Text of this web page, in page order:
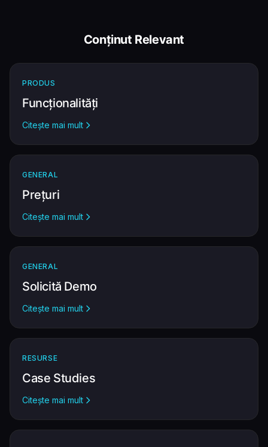
Conținut Relevant
PRODUS
Funcționalități
Citește mai mult
GENERAL
Prețuri
Citește mai mult
GENERAL
Solicită Demo
Citește mai mult
RESURSE
Case Studies
Citește mai mult